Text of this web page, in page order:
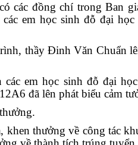
các đồng chí trong Ban
các em học sinh đỗ đại
thầy Đinh Văn Chuẩn
các em học sinh đỗ đại
đã lên phát biểu cảm
khen thưởng về công tác